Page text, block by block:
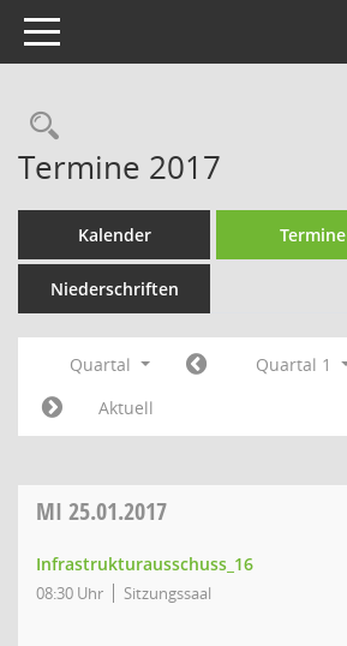
Toggle navigation
Rechercheauswahl
Termine 2017
Kalender Termine
Niederschriften
Quartal Quartal 1
Aktuell
MI 25.01.2017
Infrastrukturausschuss_16
08:30 Uhr Sitzungssaal